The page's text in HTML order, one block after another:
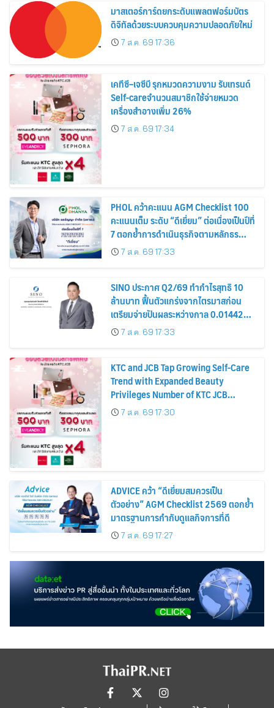
มาสเตอร์การ์ดยกระดับแพลตฟอร์มบัตร
ดิจิทัลด้วยระบบควบคุมความปลอดภัยใหม่
7 ส.ค. 69 17:36
เคทีซี–เจซีบี รุกหมวดความงาม รับเทรนด์
Self-careจำนวนสมาชิกใช้จ่ายหมวด
เครื่องสำอางเพิ่ม 26%
7 ส.ค. 69 17:34
PHOL คว้าคะแนน AGM Checklist 100
คะแนนเต็ม ระดับ “ดีเยี่ยม” ต่อเนื่องเป็นปีที่
7 ตอกย้ำการดำเนินธุรกิจตามหลักธร
รมาภิบาล โปร่งใส สร้างความเชื่อมั่นผู้ถือ
หุ้น
7 ส.ค. 69 17:33
SINO ประกาศ Q2/69 ทำกำไรสุทธิ 10
ล้านบาท ฟื้นตัวแกร่งจากไตรมาสก่อน
เตรียมจ่ายปันผลระหว่างกาล 0.014423
บาทต่อหุ้น ครึ่งปีหลังมุ่งเติบโตต่อเนื่อง
7 ส.ค. 69 17:33
KTC and JCB Tap Growing Self-Care
Trend with Expanded Beauty
Privileges Number of KTC JCB
Cardmembers Spending on
Cosmetics Rises 26%
7 ส.ค. 69 17:30
ADVICE คว้า “ดีเยี่ยมสมควรเป็น
ตัวอย่าง” AGM Checklist 2569 ตอกย้ำ
มาตรฐานการกำกับดูแลกิจการที่ดี
7 ส.ค. 69 17:27